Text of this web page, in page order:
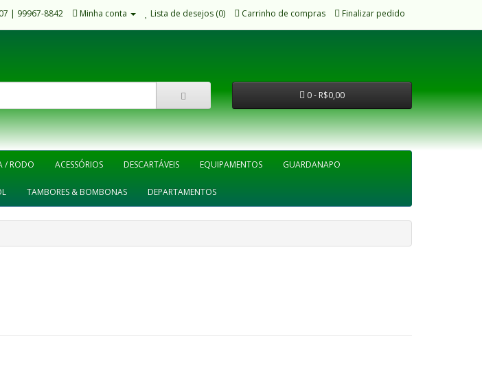
| 99967-8842 Minha conta Lista de desejos (0) Carrinho de compras Finalizar pedido
0 - R$0,00
/ RODO ACESSÓRIOS DESCARTÁVEIS EQUIPAMENTOS GUARDANAPO
TAMBORES & BOMBONAS DEPARTAMENTOS